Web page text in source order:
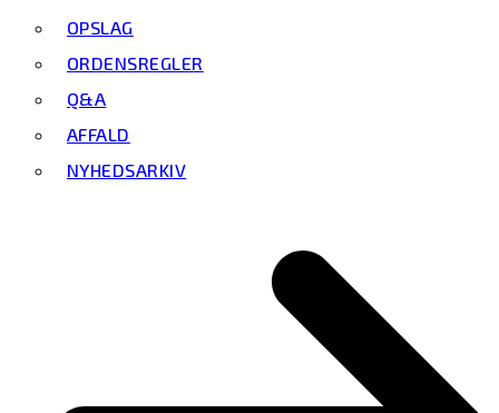
OPSLAG
ORDENSREGLER
Q&A
AFFALD
NYHEDSARKIV